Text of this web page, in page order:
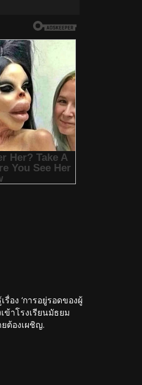
อง ‘การอยู่รอดของผู้
ข้าโรงเรียนมัธยม
ต้องเผชิญ.